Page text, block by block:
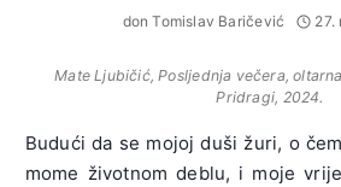
don Tomislav Baričević 27.
Mate Ljubičić, Posljednja večera,
Pridragi, 2024.
Budući da se mojoj duši žuri, o
mome životnom deblu, i moje